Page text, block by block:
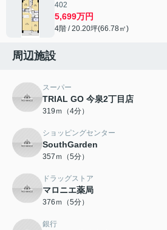
402
5,699万円
4階 / 20.20坪(66.78㎡)
周辺施設
スーパー
TRIAL GO 今泉2丁目店
319ｍ（4分）
ショッピングセンター
SouthGarden
357ｍ（5分）
ドラッグストア
マロニエ薬局
376ｍ（5分）
銀行